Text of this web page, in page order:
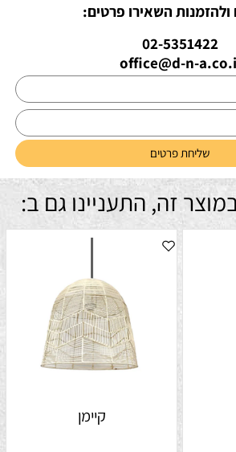
ולהזמנות השאירו פרטים:
02-5351422
office@d-n-
זה, התעניינו גם ב:
קיימן